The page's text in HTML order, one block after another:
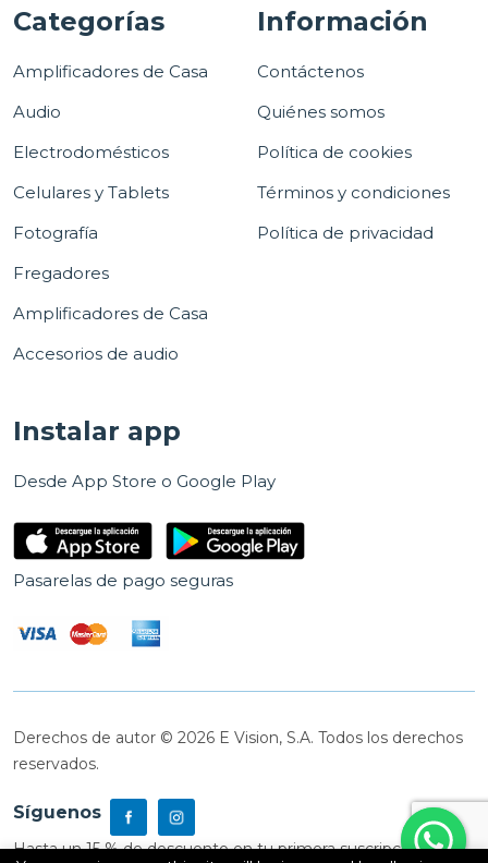
Categorías
Amplificadores de Casa
Audio
Electrodomésticos
Celulares y Tablets
Fotografía
Fregadores
Amplificadores de Casa
Accesorios de audio
Información
Contáctenos
Quiénes somos
Política de cookies
Términos y condiciones
Política de privacidad
Instalar app
Desde App Store o Google Play
Pasarelas de pago seguras
Derechos de autor © 2026 E Vision, S.A. Todos los derechos
reservados.
Síguenos
Hasta un 15 % de descuento en tu primera suscripción